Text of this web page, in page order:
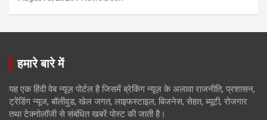
हमारे बारे में
यह एक हिंदी वेब न्यूज़ पोर्टल है जिसमें ब्रेकिंग न्यूज़ के अलावा राजनीति, प्रशासन,
ट्रेंडिंग न्यूज, बॉलीवुड, खेल जगत, लाइफस्टाइल, बिजनेस, सेहत, ब्यूटी, रोजगार
तथा टेक्नोलॉजी से संबंधित खबरें पोस्ट की जाती है।